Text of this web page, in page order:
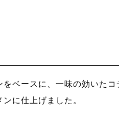
ベースに、一味の効いた
に仕上げました。